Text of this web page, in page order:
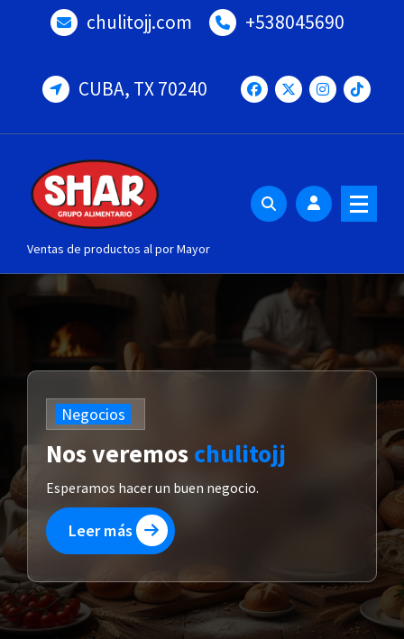
chulitojj.com +538045690
CUBA, TX 70240
Ventas de productos al por Mayor
Negocios
Nos veremoschulitojj
Esperamos hacer un buen negocio.
Leer más